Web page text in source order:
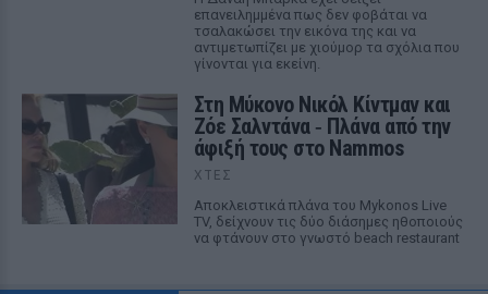
επανειλημμένα πως δεν φοβάται να
τσαλακώσει την εικόνα της και να
αντιμετωπίζει με χιούμορ τα σχόλια που
γίνονται για εκείνη.
Στη Μύκονο Νικόλ Κίντμαν και
Ζόε Σαλντάνα ‑ Πλάνα από την
άφιξή τους στο Nammos
ΧΤΕΣ
Αποκλειστικά πλάνα του Mykonos Live
TV, δείχνουν τις δύο διάσημες ηθοποιούς
να φτάνουν στο γνωστό beach restaurant